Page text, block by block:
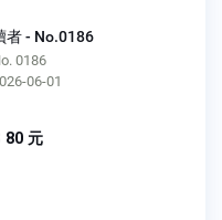
者 - No.0186
0186
06-01
80 元